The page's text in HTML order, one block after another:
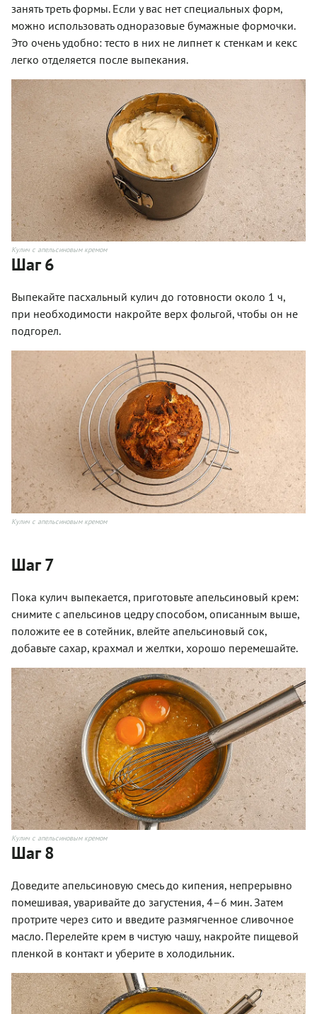
занять треть формы. Если у вас нет специальных форм,
можно использовать одноразовые бумажные формочки.
Это очень удобно: тесто в них не липнет к стенкам и кекс
легко отделяется после выпекания.
Кулич с апельсиновым кремом
Шаг 6
Выпекайте пасхальный кулич до готовности около 1 ч,
при необходимости накройте верх фольгой, чтобы он не
подгорел.
Кулич с апельсиновым кремом
Шаг 7
Пока кулич выпекается, приготовьте апельсиновый крем:
снимите с апельсинов цедру способом, описанным выше,
положите ее в сотейник, влейте апельсиновый сок,
добавьте сахар, крахмал и желтки, хорошо перемешайте.
Кулич с апельсиновым кремом
Шаг 8
Доведите апельсиновую смесь до кипения, непрерывно
помешивая, уваривайте до загустения, 4–6 мин. Затем
протрите через сито и введите размягченное сливочное
масло. Перелейте крем в чистую чашу, накройте пищевой
пленкой в контакт и уберите в холодильник.